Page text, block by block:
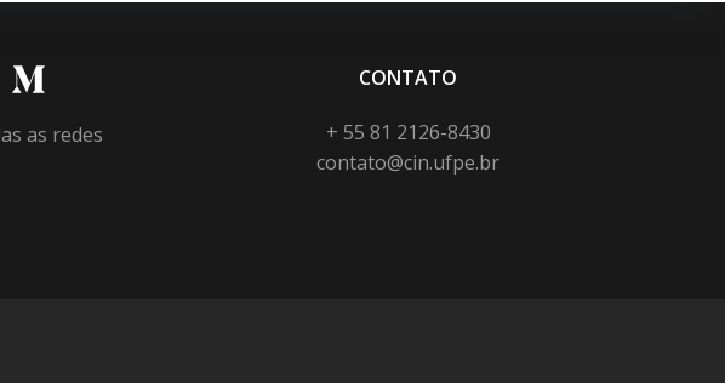
as redes
CONTATO
+ 55 81 2126-8430
contato@cin.ufpe.br